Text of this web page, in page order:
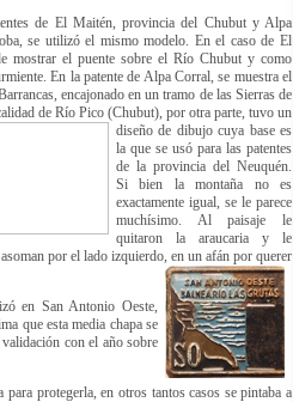
de El Maitén, provincia del Chubut y Alpa
se utilizó el mismo modelo. En el caso de El
mostrar el puente sobre el Río Chubut y como
En la patente de Alpa Corral, se muestra el
encajonado en un tramo de las Sierras de
de Río Pico (Chubut), por otra parte, tuvo un
diseño de dibujo cuya base es
la que se usó para las patentes
de la provincia del Neuquén.
Si bien la montaña no es
exactamente igual, se le parece
muchísimo. Al paisaje le
quitaron la araucaria y le
por el lado izquierdo, en un afán por querer
en San Antonio Oeste,
que esta media chapa se
con el año sobre
protegerla, en otros tantos casos se pintaba a